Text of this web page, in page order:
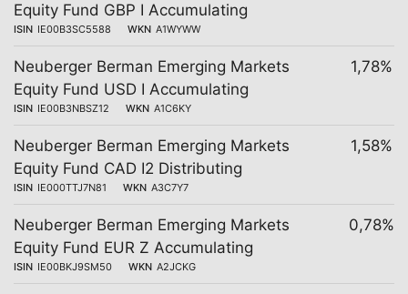
Equity Fund GBP I Accumulating
ISIN IE00B3SC5588 WKN A1WYWW
Neuberger Berman Emerging Markets
Equity Fund USD I Accumulating
ISIN IE00B3NBSZ12 WKN A1C6KY
1,78%
Neuberger Berman Emerging Markets
Equity Fund CAD I2 Distributing
ISIN IE000TTJ7N81 WKN A3C7Y7
1,58%
Neuberger Berman Emerging Markets
Equity Fund EUR Z Accumulating
ISIN IE00BKJ9SM50 WKN A2JCKG
0,78%